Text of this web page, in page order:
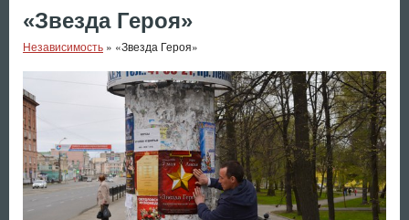
«Звезда Героя»
Независимость » «Звезда Героя»